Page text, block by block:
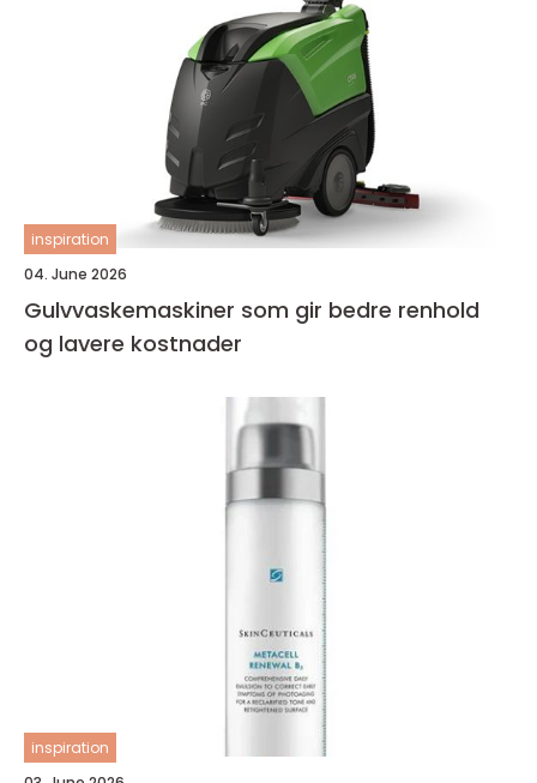
inspiration
04. June 2026
Gulvvaskemaskiner som gir bedre renhold
og lavere kostnader
inspiration